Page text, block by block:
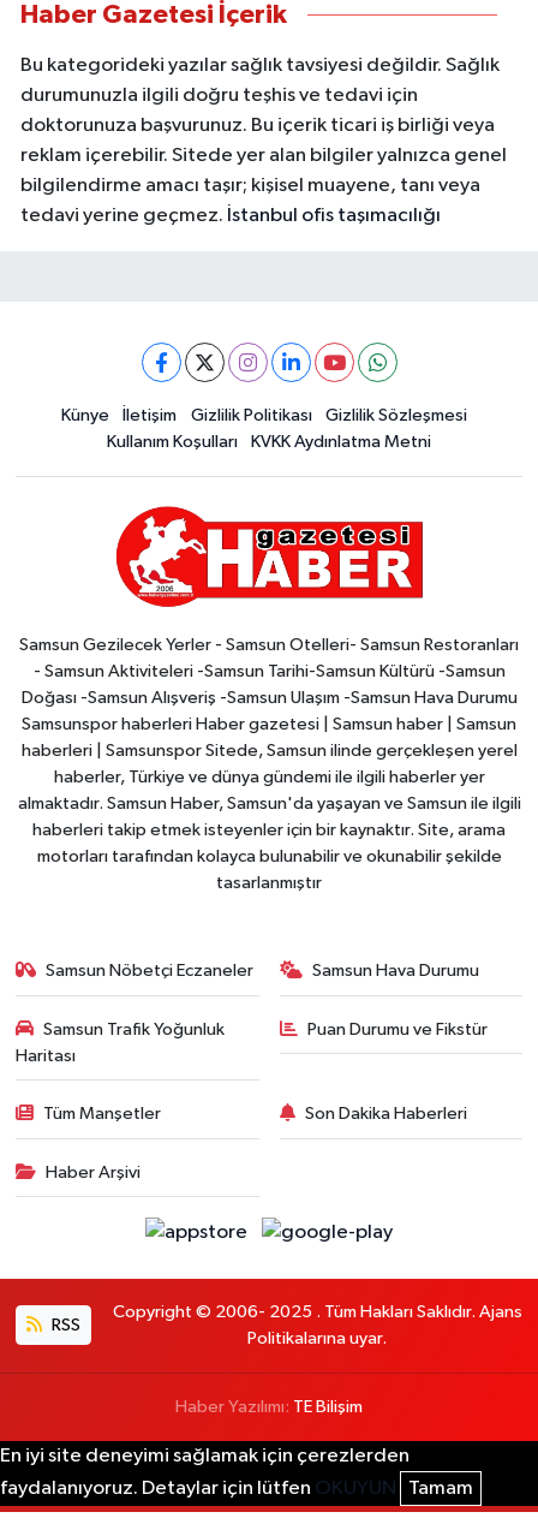
Haber Gazetesi İçerik
Bu kategorideki yazılar sağlık tavsiyesi değildir. Sağlık
durumunuzla ilgili doğru teşhis ve tedavi için
doktorunuza başvurunuz. Bu içerik ticari iş birliği veya
reklam içerebilir. Sitede yer alan bilgiler yalnızca genel
bilgilendirme amacı taşır; kişisel muayene, tanı veya
tedavi yerine geçmez. İstanbul ofis taşımacılığı
Künye İletişim Gizlilik Politikası
Gizlilik Sözleşmesi
Kullanım Koşulları
KVKK Aydınlatma Metni
Samsun Gezilecek Yerler - Samsun Otelleri- Samsun Restoranları
- Samsun Aktiviteleri -Samsun Tarihi-Samsun Kültürü -Samsun
Doğası -Samsun Alışveriş -Samsun Ulaşım -Samsun Hava Durumu
Samsunspor haberleri Haber gazetesi | Samsun haber | Samsun
haberleri | Samsunspor Sitede, Samsun ilinde gerçekleşen yerel
haberler, Türkiye ve dünya gündemi ile ilgili haberler yer
almaktadır. Samsun Haber, Samsun'da yaşayan ve Samsun ile ilgili
haberleri takip etmek isteyenler için bir kaynaktır. Site, arama
motorları tarafından kolayca bulunabilir ve okunabilir şekilde
tasarlanmıştır
Samsun Nöbetçi Eczaneler Samsun Hava Durumu
Samsun Trafik Yoğunluk
Haritası
Puan Durumu ve Fikstür
Tüm Manşetler Son Dakika Haberleri
Haber Arşivi
RSS
Copyright © 2006- 2025 . Tüm Hakları Saklıdır. Ajans
Politikalarına uyar.
Haber Yazılımı: TE Bilişim
En iyi site deneyimi sağlamak için çerezlerden
faydalanıyoruz. Detaylar için lütfen OKUYUN Tamam